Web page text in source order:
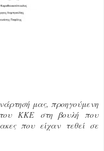
μας, προηγούμενη
ΚΚΕ στη βουλή που
που είχαν τεθεί σε